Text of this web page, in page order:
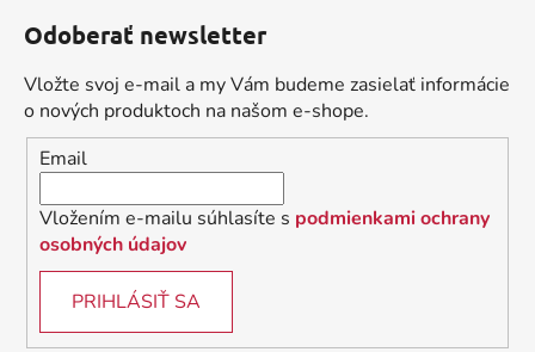
Odoberať newsletter
Vložte svoj e-mail a my Vám budeme zasielať informácie
o nových produktoch na našom e-shope.
Email
Vložením e-mailu súhlasíte s podmienkami ochrany
osobných údajov
PRIHLÁSIŤ SA